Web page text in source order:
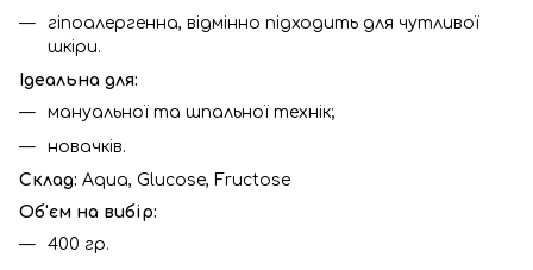
гіпоалергенна, відмінно підходить для чутливої
шкіри.
Ідеальна для:
мануальної та шпальної технік;
новачків.
Склад: Aqua, Glucose, Fructose
Об'єм на вибір:
400 гр.